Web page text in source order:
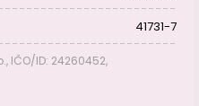
41731-7
IČO/ID: 24260452,